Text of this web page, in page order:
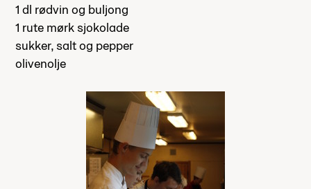
1 dl rødvin og buljong
1 rute mørk sjokolade
sukker, salt og pepper
olivenolje